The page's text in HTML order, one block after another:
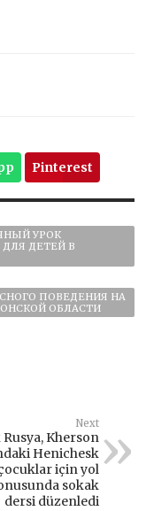
Pinterest
УРОК
ДЕТЕЙ В
ПОВЕДЕНИЯ НА
ОБЛАСТИ
Next
Kherson
Henichesk
için yol
sokak
dersi düzenledi